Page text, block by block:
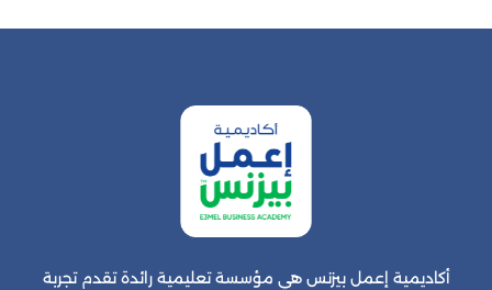
أكاديمية إعمل بيزنس هي مؤسسة تعليمية رائدة تقدم تجربة